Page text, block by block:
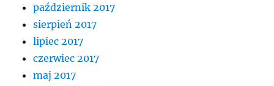
październik 2017
sierpień 2017
lipiec 2017
czerwiec 2017
maj 2017